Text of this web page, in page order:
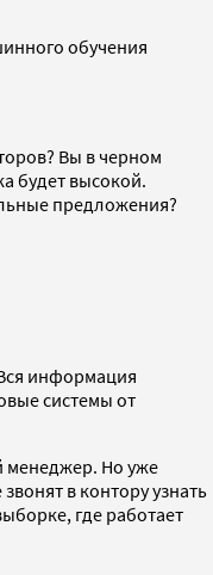
обучения
Вы в черном
будет высокой.
предложения?
информация
системы от
менеджер. Но уже
в контору узнать
где работает